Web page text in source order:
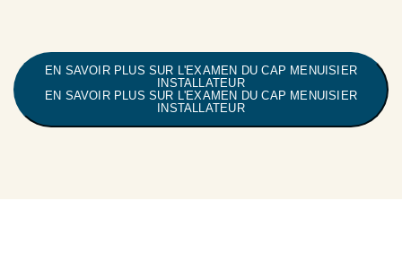
EN SAVOIR PLUS SUR L'EXAMEN DU CAP MENUISIER
INSTALLATEUR
EN SAVOIR PLUS SUR L'EXAMEN DU CAP MENUISIER
INSTALLATEUR